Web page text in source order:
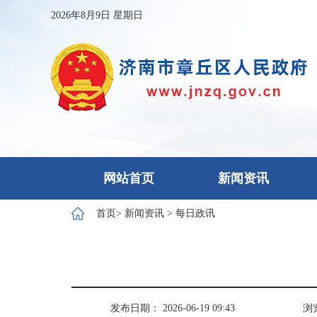
2026年8月9日 星期日
网站首页 新闻资讯
首页> 新闻资讯 > 每日政讯
发布日期： 2026-06-19 09:43 浏